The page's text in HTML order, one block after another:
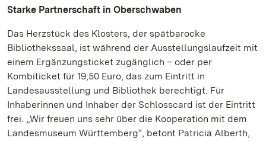
Starke Partnerschaft in Oberschwaben
Das Herzstück des Klosters, der spätbarocke
Bibliothekssaal, ist während der Ausstellungslaufzeit mit
einem Ergänzungsticket zugänglich – oder per
Kombiticket für 19,50 Euro, das zum Eintritt in
Landesausstellung und Bibliothek berechtigt. Für
Inhaberinnen und Inhaber der Schlosscard ist der Eintritt
frei. „Wir freuen uns sehr über die Kooperation mit dem
Landesmuseum Württemberg“, betont Patricia Alberth,